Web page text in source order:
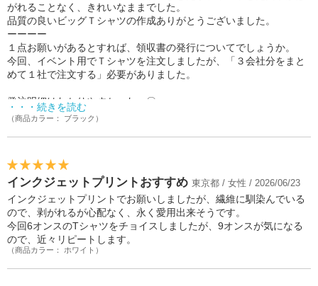
がれることなく、きれいなままでした。
品質の良いビッグＴシャツの作成ありがとうございました。
ーーーー
１点お願いがあるとすれば、領収書の発行についてでしょうか。
今回、イベント用でＴシャツを注文しましたが、「３会社分をまと
めて１社で注文する」必要がありました。
発注明細はわかりやすかった→〇
領収書、３社に分ける→ ✕
いとサイトに記されておりますので、了承したうえで注文しまし
た。
結果、１通の領収書を経理で処理する必要が出て消費税などの処理
も含み、もろもろ丸一日ほど手間取りました。
こちらの商品に問題はまったくありませんが、結果、領収書を分け
て発行してくださる会社さんへ注文したほうが時短となりました。
・・・続きを読む
（商品カラー： ブラック）
インクジェットプリントおすすめ 東京都 / 女性 / 2026/06/23
インクジェットプリントでお願いしましたが、繊維に馴染んでいる
ので、剥がれるが心配なく、永く愛用出来そうです。
今回6オンスのTシャツをチョイスしましたが、9オンスが気になる
ので、近々リピートします。
（商品カラー： ホワイト）